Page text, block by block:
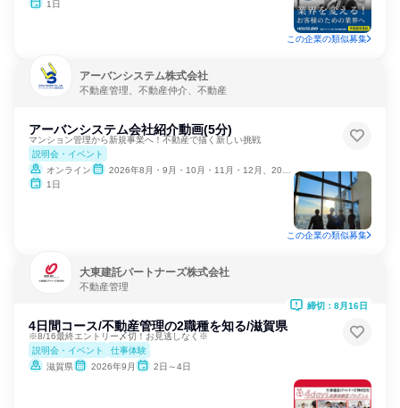
1日
この企業の類似募集
アーバンシステム株式会社
不動産管理、不動産仲介、不動産
アーバンシステム会社紹介動画(5分)
マンション管理から新規事業へ！不動産で描く新しい挑戦
説明会・イベント
オンライン
2026年8月・9月・10月・11月・12月、2027年1月
1日
この企業の類似募集
大東建託パートナーズ株式会社
不動産管理
4日間コース/不動産管理の2職種を知る/滋賀県
※8/16最終エントリー〆切！お見逃しなく※
説明会・イベント
仕事体験
滋賀県
2026年9月 2日～4日
締切：8月16日